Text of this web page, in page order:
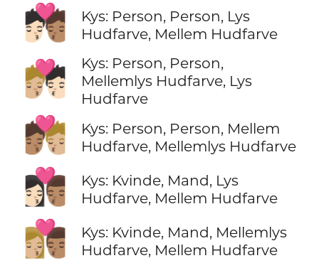
🧑🏻‍❤️‍💋‍🧑🏽
Kys: Person, Person, Lys
Hudfarve, Mellem Hudfarve
🧑🏼‍❤️‍💋‍🧑🏻
Kys: Person, Person,
Mellemlys Hudfarve, Lys
Hudfarve
🧑🏽‍❤️‍💋‍🧑🏼
Kys: Person, Person, Mellem
Hudfarve, Mellemlys Hudfarve
👩🏻‍❤️‍💋‍👨🏽
Kys: Kvinde, Mand, Lys
Hudfarve, Mellem Hudfarve
👩🏼‍❤️‍💋‍👨🏽
Kys: Kvinde, Mand, Mellemlys
Hudfarve, Mellem Hudfarve